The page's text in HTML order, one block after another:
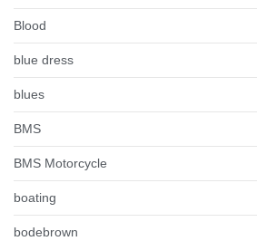
Blood
blue dress
blues
BMS
BMS Motorcycle
boating
bodebrown